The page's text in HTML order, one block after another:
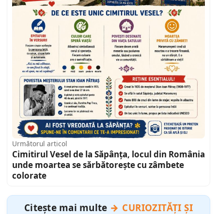
Următorul articol
Cimitirul Vesel de la Săpânța, locul din România
unde moartea se sărbătorește cu zâmbete
colorate
Citește mai multe
CURIOZITĂȚI ȘI